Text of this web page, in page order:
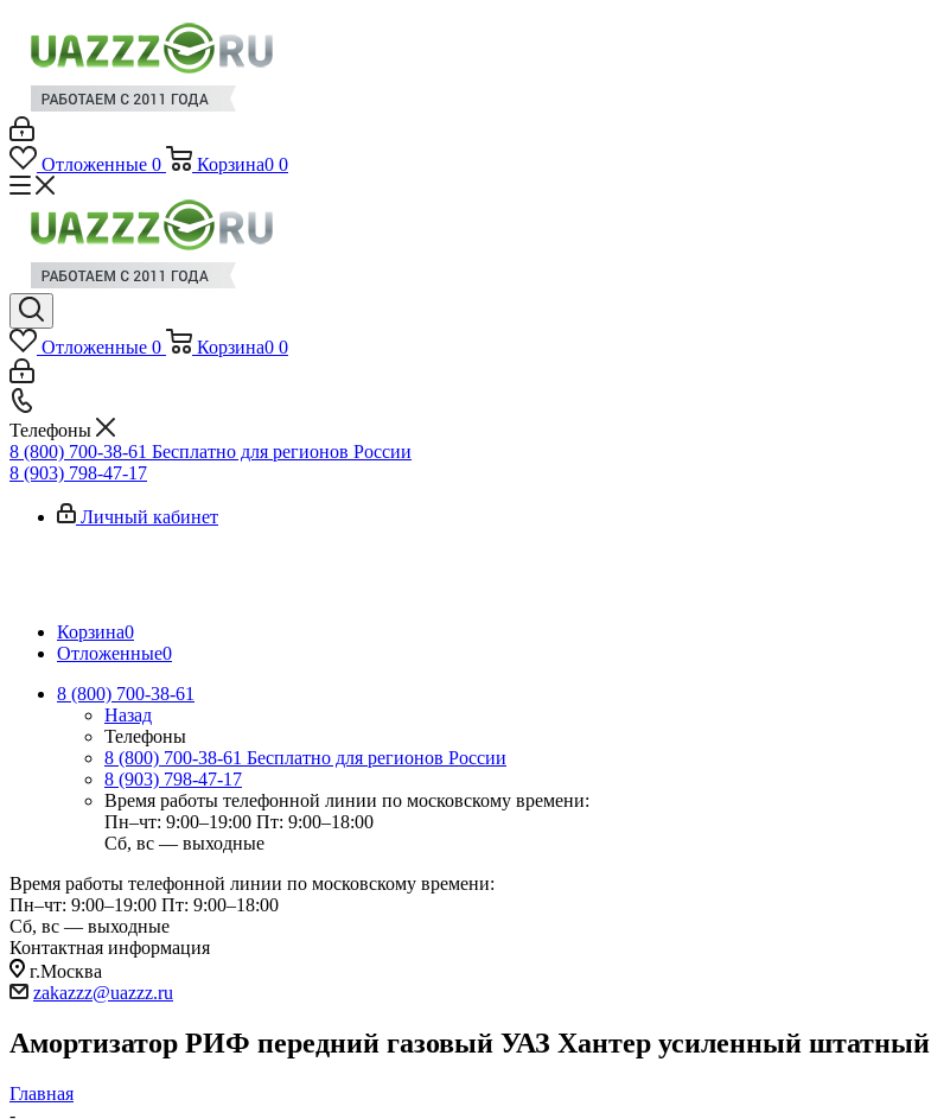
Отложенные 0 Корзина0 0
Отложенные 0 Корзина0 0
Телефоны
8 (800) 700-38-61 Бесплатно для регионов России
8 (903) 798-47-17
Личный кабинет
Корзина0
Отложенные0
8 (800) 700-38-61
Назад
Телефоны
8 (800) 700-38-61 Бесплатно для регионов России
8 (903) 798-47-17
Время работы телефонной линии по московскому времени:
Пн–чт: 9:00–19:00 Пт: 9:00–18:00
Сб, вс — выходные
Время работы телефонной линии по московскому времени:
Пн–чт: 9:00–19:00 Пт: 9:00–18:00
Сб, вс — выходные
Контактная информация
г.Москва
zakazzz@uazzz.ru
Амортизатор РИФ передний газовый УАЗ Хантер усиленный штатный
Главная
-